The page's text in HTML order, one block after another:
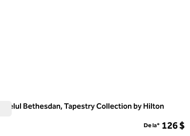
Hotelul Bethesdan, Tapestry Collection by Hilton
De la* 126 $